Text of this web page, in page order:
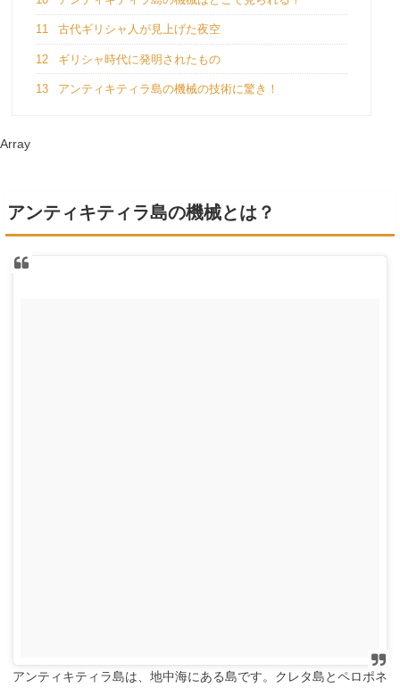
11 古代ギリシャ人が見上げた夜空
12 ギリシャ時代に発明されたもの
13 アンティキティラ島の機械の技術に驚き！
Array
アンティキティラ島の機械とは？
アンティキティラ島は、地中海にある島です。クレタ島とペロポネ